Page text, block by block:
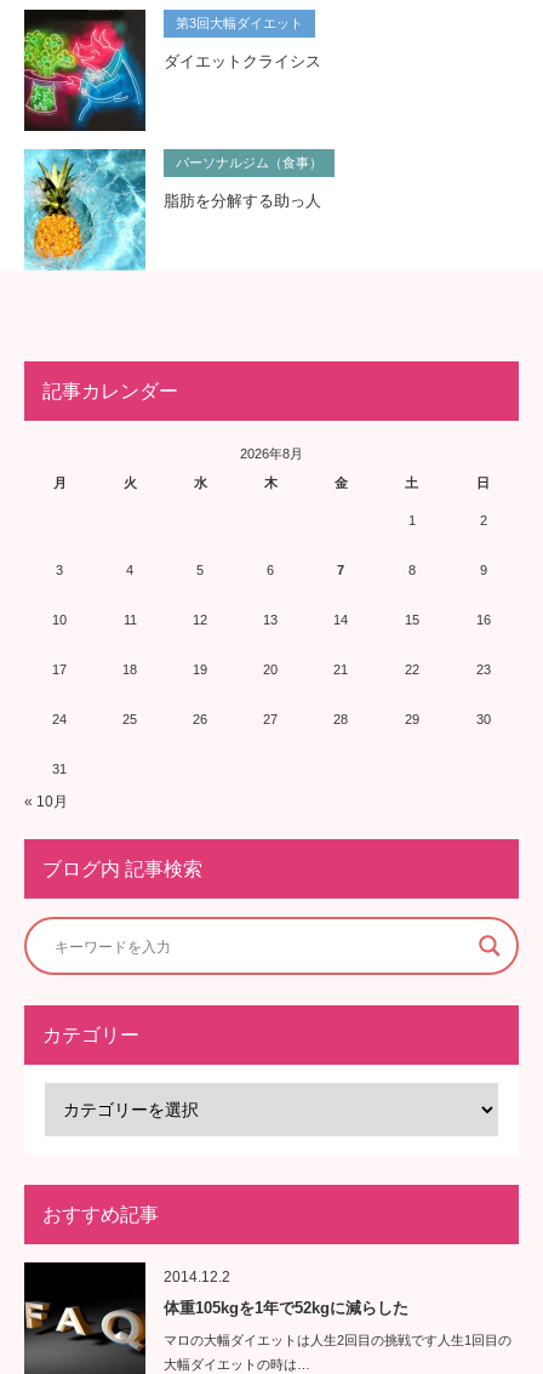
第3回大幅ダイエット
ダイエットクライシス
パーソナルジム（食事）
脂肪を分解する助っ人
記事カレンダー
2026年8月
月
火 水 木 金 土 日
1 2
3 4 5 6 7 8 9
10 11 12 13 14 15 16
17 18 19 20 21 22 23
24 25 26 27 28 29 30
31
« 10月
ブログ内 記事検索
カテゴリー
おすすめ記事
2014.12.2
体重105kgを1年で52kgに減らした
マロの大幅ダイエットは人生2回目の挑戦です人生1回目の
大幅ダイエットの時は…